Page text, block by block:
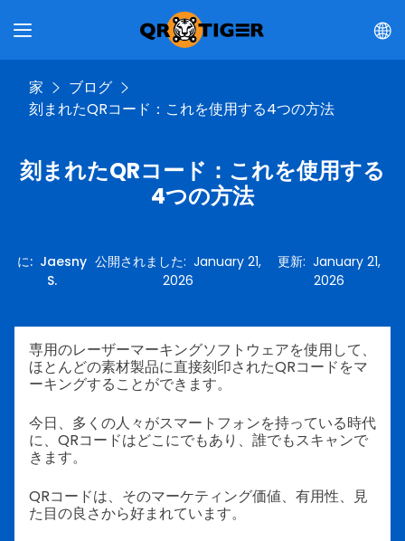
家
ブログ
刻まれたQRコード：これを使用する4つの方法
刻まれたQRコード：これを使用する
4つの方法
に: Jaesny
S.
公開されました:January 21,
2026
更新:January 21,
2026
専用のレーザーマーキングソフトウェアを使用して、
ほとんどの素材製品に直接刻印されたQRコードをマ
ーキングすることができます。
今日、多くの人々がスマートフォンを持っている時代
に、QRコードはどこにでもあり、誰でもスキャンで
きます。
QRコードは、そのマーケティング価値、有用性、見
た目の良さから好まれています。